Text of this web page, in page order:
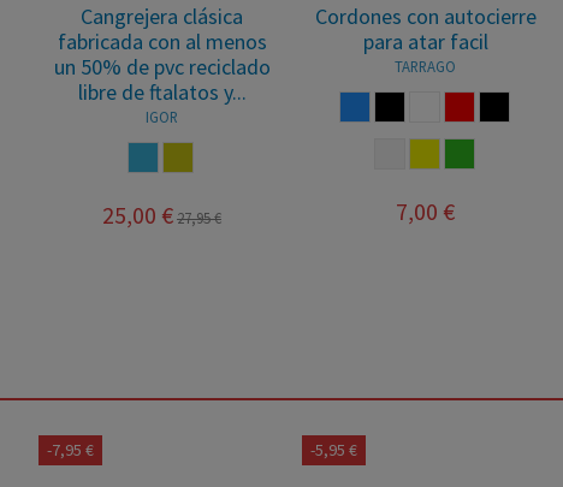
Cangrejera clásica
fabricada con al menos
un 50% de pvc reciclado
libre de ftalatos y...
IGOR
25,00 €27,95 €
Cordones con autocierre
para atar facil
TARRAGO
7,00 €
-7,95 € -5,95 €